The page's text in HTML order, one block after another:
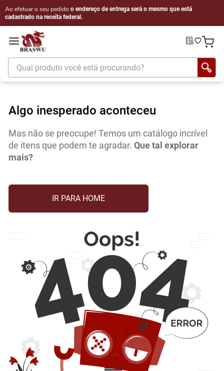
Ao efetuar o seu pedido o endereço de entrega será o mesmo que está
cadastrado na receita federal.
Qual produto você está procurando?
Algo inesperado aconteceu
Mas não se preocupe! Temos um catálogo incrível
de itens que podem te agradar. Que tal explorar
mais?
IR PARA HOME